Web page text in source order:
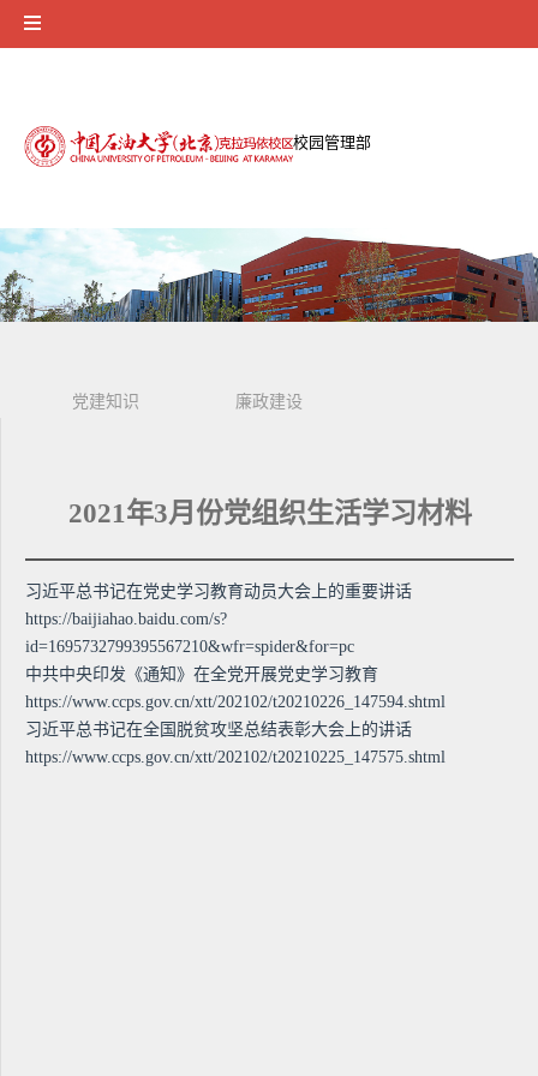
校园管理部
党建知识 廉政建设
2021年3月份党组织生活学习材料
习近平总书记在党史学习教育动员大会上的重要讲话
https://baijiahao.baidu.com/s?
id=1695732799395567210&wfr=spider&for=pc
中共中央印发《通知》在全党开展党史学习教育
https://www.ccps.gov.cn/xtt/202102/t20210226_147594.shtml
习近平总书记在全国脱贫攻坚总结表彰大会上的讲话
https://www.ccps.gov.cn/xtt/202102/t20210225_147575.shtml